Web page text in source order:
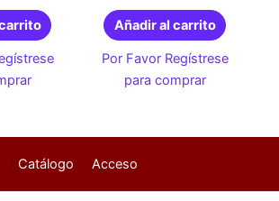
Añadir al carrito
Por Favor Regístrese
para comprar
Catálogo Acceso